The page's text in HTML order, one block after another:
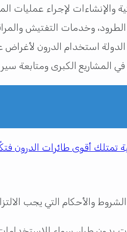
والإنشاءات لإجراء عمليات
وخدمات التفتيش
استخدام الدرون لأغراض
المشاريع الكبرى ومتابعة
تمتلك أقوى طائرات الدرون
والأحكام التي يجب